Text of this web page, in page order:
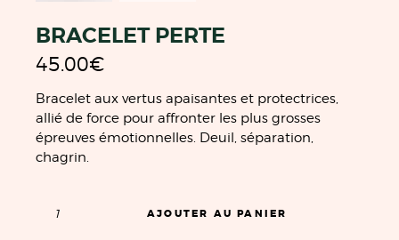
BRACELET PERTE
45.00€
Bracelet aux vertus apaisantes et protectrices,
allié de force pour affronter les plus grosses
épreuves émotionnelles. Deuil, séparation,
chagrin.
AJOUTER AU PANIER